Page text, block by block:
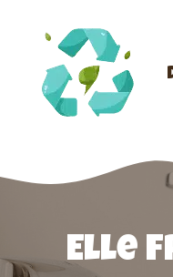
Elle